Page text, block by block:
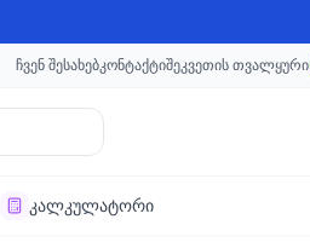
ჩვენ შესახებკონტაქტიშეკვეთის თვალყური
კალკულატორი